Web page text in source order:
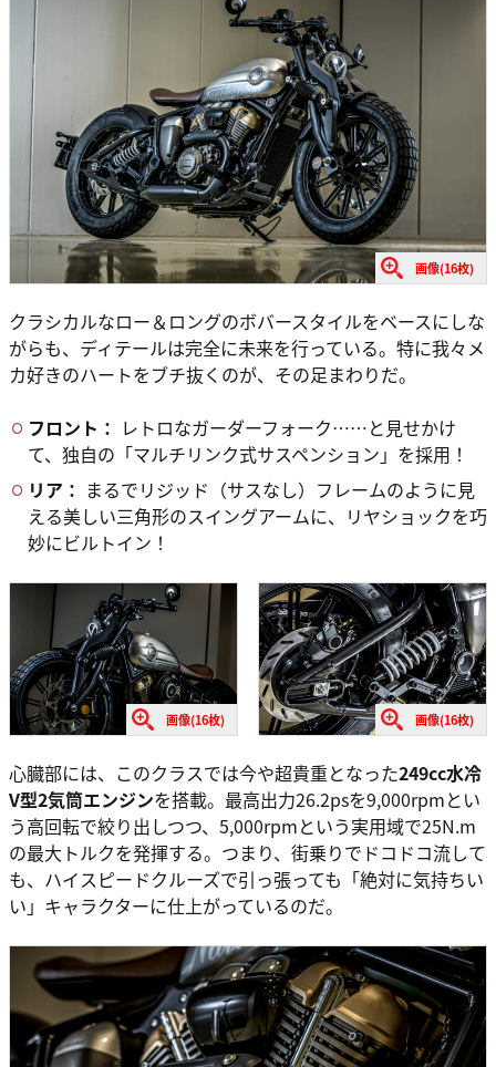
画像(16枚)
クラシカルなロー＆ロングのボバースタイルをベースにしな
がらも、ディテールは完全に未来を行っている。特に我々メ
カ好きのハートをブチ抜くのが、その足まわりだ。
フロント： レトロなガーダーフォーク……と見せかけ
て、独自の「マルチリンク式サスペンション」を採用！
リア： まるでリジッド（サスなし）フレームのように見
える美しい三角形のスイングアームに、リヤショックを巧
妙にビルトイン！
画像(16枚) 画像(16枚)
心臓部には、このクラスでは今や超貴重となった249cc水冷
V型2気筒エンジンを搭載。最高出力26.2psを9,000rpmとい
う高回転で絞り出しつつ、5,000rpmという実用域で25N.m
の最大トルクを発揮する。つまり、街乗りでドコドコ流して
も、ハイスピードクルーズで引っ張っても「絶対に気持ちい
い」キャラクターに仕上がっているのだ。